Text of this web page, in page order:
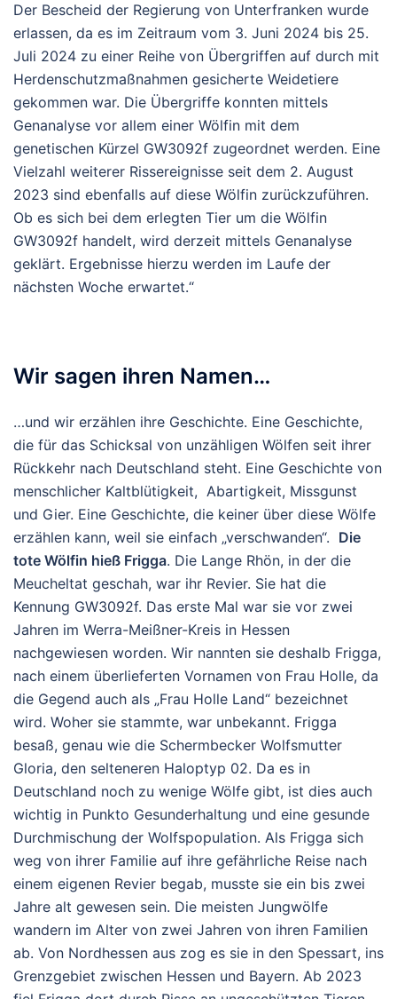
Der Bescheid der Regierung von Unterfranken wurde
erlassen, da es im Zeitraum vom 3. Juni 2024 bis 25.
Juli 2024 zu einer Reihe von Übergriffen auf durch mit
Herdenschutzmaßnahmen gesicherte Weidetiere
gekommen war. Die Übergriffe konnten mittels
Genanalyse vor allem einer Wölfin mit dem
genetischen Kürzel GW3092f zugeordnet werden. Eine
Vielzahl weiterer Rissereignisse seit dem 2. August
2023 sind ebenfalls auf diese Wölfin zurückzuführen.
Ob es sich bei dem erlegten Tier um die Wölfin
GW3092f handelt, wird derzeit mittels Genanalyse
geklärt. Ergebnisse hierzu werden im Laufe der
nächsten Woche erwartet.“
Wir sagen ihren Namen…
…und wir erzählen ihre Geschichte. Eine Geschichte,
die für das Schicksal von unzähligen Wölfen seit ihrer
Rückkehr nach Deutschland steht. Eine Geschichte von
menschlicher Kaltblütigkeit, Abartigkeit, Missgunst
und Gier. Eine Geschichte, die keiner über diese Wölfe
erzählen kann, weil sie einfach „verschwanden“. Die
tote Wölfin hieß Frigga. Die Lange Rhön, in der die
Meucheltat geschah, war ihr Revier. Sie hat die
Kennung GW3092f. Das erste Mal war sie vor zwei
Jahren im Werra-Meißner-Kreis in Hessen
nachgewiesen worden. Wir nannten sie deshalb Frigga,
nach einem überlieferten Vornamen von Frau Holle, da
die Gegend auch als „Frau Holle Land“ bezeichnet
wird. Woher sie stammte, war unbekannt. Frigga
besaß, genau wie die Schermbecker Wolfsmutter
Gloria, den selteneren Haloptyp 02. Da es in
Deutschland noch zu wenige Wölfe gibt, ist dies auch
wichtig in Punkto Gesunderhaltung und eine gesunde
Durchmischung der Wolfspopulation. Als Frigga sich
weg von ihrer Familie auf ihre gefährliche Reise nach
einem eigenen Revier begab, musste sie ein bis zwei
Jahre alt gewesen sein. Die meisten Jungwölfe
wandern im Alter von zwei Jahren von ihren Familien
ab. Von Nordhessen aus zog es sie in den Spessart, ins
Grenzgebiet zwischen Hessen und Bayern. Ab 2023